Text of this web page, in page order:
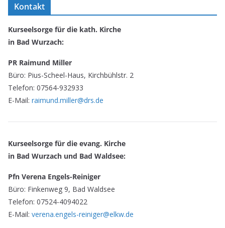
Kontakt
Kurseelsorge für die kath. Kirche
in Bad Wurzach:
PR Raimund Miller
Büro: Pius-Scheel-Haus, Kirchbühlstr. 2
Telefon: 07564-932933
E-Mail: raimund.miller@drs.de
Kurseelsorge für die evang. Kirche
in Bad Wurzach und Bad Waldsee:
Pfn Verena Engels-Reiniger
Büro: Finkenweg 9, Bad Waldsee
Telefon: 07524-4094022
E-Mail: verena.engels-reiniger@elkw.de